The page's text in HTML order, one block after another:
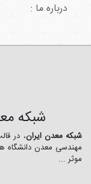
درباره ما :
شبکه
شبکه معدن ایران، در
مهندسی معدن دانشگاه
موثر ...